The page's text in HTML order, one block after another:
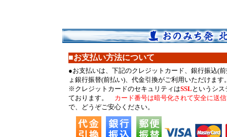
■お支払い方法について
●お支払いは、下記のクレジットカード、銀行振込(
ょ銀行振替(前払い)、代金引換がご利用いただけます
※クレジットカードのセキュリティはSSL というシ
ております。 カード番号は暗号化されて安全に送
で、どうぞご安心ください。